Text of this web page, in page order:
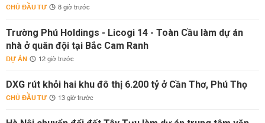
CHỦ ĐẦU TƯ 8 giờ trước
Trường Phú Holdings - Licogi 14 - Toàn Cầu làm dự án
nhà ở quân đội tại Bắc Cam Ranh
DỰ ÁN 12 giờ trước
DXG rút khỏi hai khu đô thị 6.200 tỷ ở Cần Thơ, Phú Thọ
CHỦ ĐẦU TƯ 13 giờ trước